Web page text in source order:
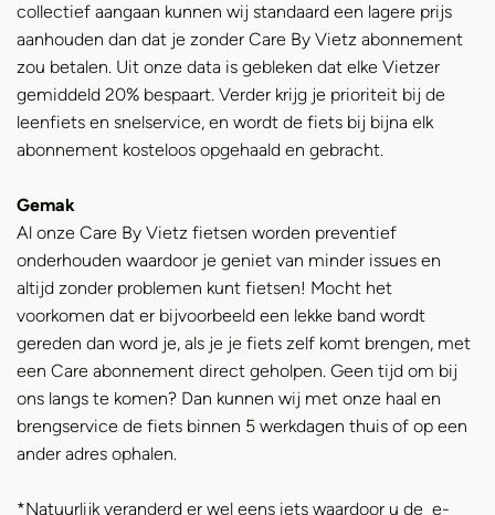
collectief aangaan kunnen wij standaard een lagere prijs
aanhouden dan dat je zonder Care By Vietz abonnement
zou betalen. Uit onze data is gebleken dat elke Vietzer
gemiddeld 20% bespaart. Verder krijg je prioriteit bij de
leenfiets en snelservice, en wordt de fiets bij bijna elk
abonnement kosteloos opgehaald en gebracht.
Gemak
Al onze Care By Vietz fietsen worden preventief
onderhouden waardoor je geniet van minder issues en
altijd zonder problemen kunt fietsen! Mocht het
voorkomen dat er bijvoorbeeld een lekke band wordt
gereden dan word je, als je je fiets zelf komt brengen, met
een Care abonnement direct geholpen. Geen tijd om bij
ons langs te komen? Dan kunnen wij met onze haal en
brengservice de fiets binnen 5 werkdagen thuis of op een
ander adres ophalen.
*Natuurlijk veranderd er wel eens iets waardoor u de e-